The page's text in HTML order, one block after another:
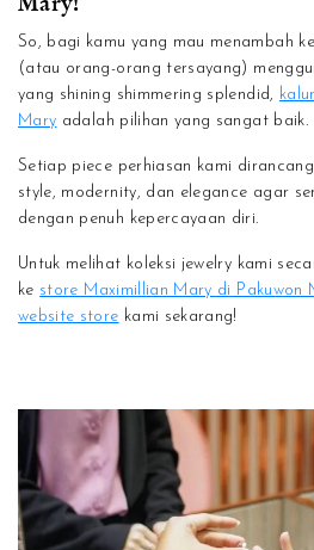
So, bagi kamu yang mau menambah
(atau orang-orang tersayang)
yang shining shimmering splendid,
Mary adalah pilihan yang sangat baik.
Setiap piece perhiasan kami
style, modernity, dan elegance agar
dengan penuh kepercayaan diri.
Untuk melihat koleksi jewelry kami
ke store Maximillian Mary di Pakuwon
website store kami sekarang!